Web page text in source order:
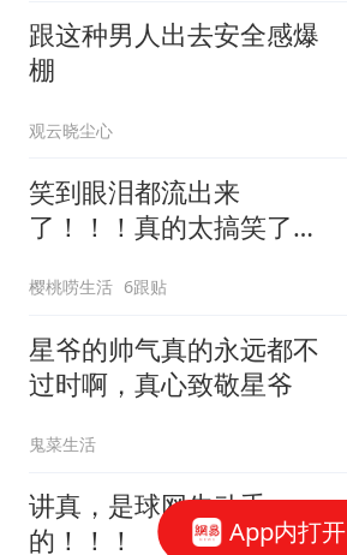
跟这种男人出去安全感爆
棚
观云晓尘心
笑到眼泪都流出来
了！！！真的太搞笑了！
樱桃唠生活 6跟贴
星爷的帅气真的永远都不
过时啊，真心致敬星爷
鬼菜生活
讲真，是球网先动手
的！！！
App内打开